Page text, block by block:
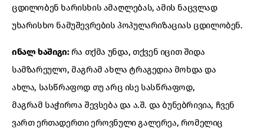
ცდილობენ ხარისხის ამაღლებას, ამის ნაცვლად
უხარისხო ნამუშევრების პოპულარიზაციას ცდილობენ.
ინალ ხაშიგი: რა თქმა უნდა, თქვენ იცით შიდა
სამზარეულო, მაგრამ ახლა ტრაგედია მოხდა და
ახლა, სასწრაფოდ თუ არც ისე სასწრაფოდ,
მაგრამ საჭიროა შევსება და ა.შ. და ბუნებრივია, ჩვენ
ვართ ერთადერთი ეროვნული გალერეა, რომელიც